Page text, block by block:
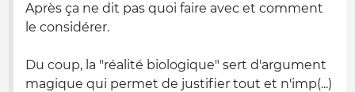
Après ça ne dit pas quoi faire avec et comment
le considérer.
Du coup, la "réalité biologique" sert d'argument
magique qui permet de justifier tout et n'imp(...)